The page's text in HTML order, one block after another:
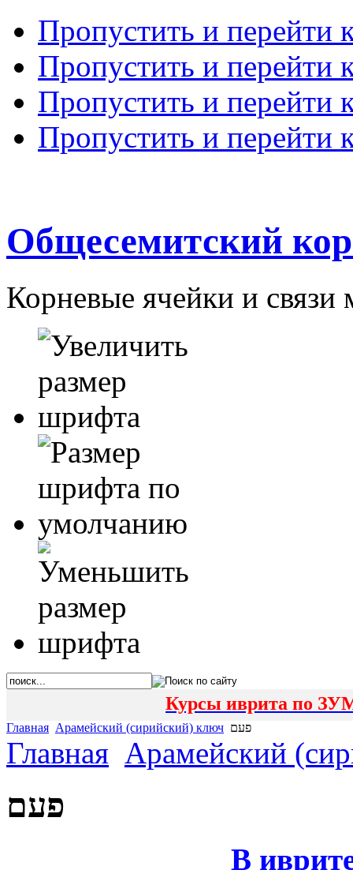
Пропустить и перейти
Пропустить и перейти
Пропустить и перейти
Пропустить и перейти
Общесемитский
Корневые ячейки и
Курсы иврита по
Главная Арамейский (сирийский) ключ פעם
Главная Арамейский
פעם
В